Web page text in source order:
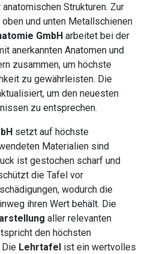
Strukturen. Zur
und unten Metallschienen
GmbH arbeitet bei der
anerkannten Anatomen und
zusammen, um höchste
zu gewährleisten. Die
um den neuesten
zu entsprechen.
setzt auf höchste
Materialien sind
ist gestochen scharf und
die Tafel vor
wodurch die
ihren Wert behält. Die
aller relevanten
den höchsten
Die Lehrtafel ist ein wertvolles